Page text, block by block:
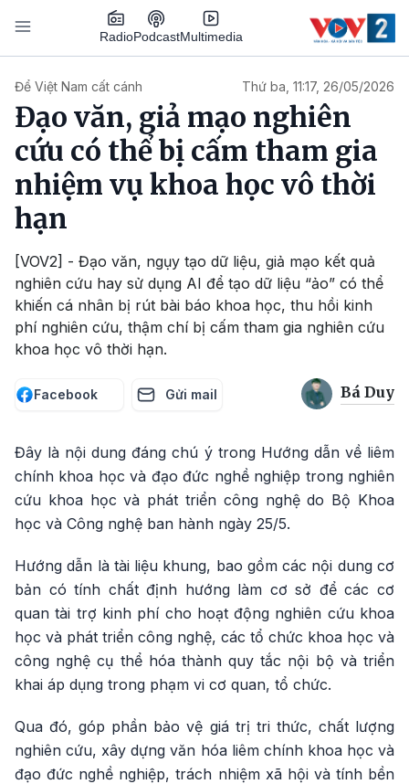
Nhảy đến nội dung
RadioPodcastMultimedia
Để Việt Nam cất cánh Thứ ba, 11:17, 26/05/2026
Đạo văn, giả mạo nghiên
cứu có thể bị cấm tham gia
nhiệm vụ khoa học vô thời
hạn
[VOV2] - Đạo văn, ngụy tạo dữ liệu, giả mạo kết quả
nghiên cứu hay sử dụng AI để tạo dữ liệu “ảo” có thể
khiến cá nhân bị rút bài báo khoa học, thu hồi kinh
phí nghiên cứu, thậm chí bị cấm tham gia nghiên cứu
khoa học vô thời hạn.
Facebook Gửi mail Bá Duy
Đây là nội dung đáng chú ý trong Hướng dẫn về liêm
chính khoa học và đạo đức nghề nghiệp trong nghiên
cứu khoa học và phát triển công nghệ do Bộ Khoa
học và Công nghệ ban hành ngày 25/5.
Hướng dẫn là tài liệu khung, bao gồm các nội dung cơ
bản có tính chất định hướng làm cơ sở để các cơ
quan tài trợ kinh phí cho hoạt động nghiên cứu khoa
học và phát triển công nghệ, các tổ chức khoa học và
công nghệ cụ thể hóa thành quy tắc nội bộ và triển
khai áp dụng trong phạm vi cơ quan, tổ chức.
Qua đó, góp phần bảo vệ giá trị tri thức, chất lượng
nghiên cứu, xây dựng văn hóa liêm chính khoa học và
đạo đức nghề nghiệp, trách nhiệm xã hội và tính bền